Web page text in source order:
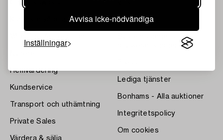
Avvisa icke-nödvändiga
Inställningar
Kontakta våra specialister
Hemvärdering
Kundservice
Transport och uthämtning
Private Sales
Värdera & sälja
Bukipedia
Lediga tjänster
Bonhams - Alla auktioner
Integritetspolicy
Om cookies